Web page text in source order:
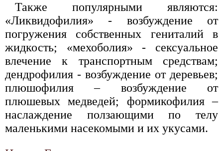
Также популярными являются:
«Ликвидофилия» - возбуждение от
погружения собственных гениталий в
жидкость; «мехоболия» - сексуальное
влечение к транспортным средствам;
дендрофилия - возбуждение от деревьев;
плюшофилия – возбуждение от
плюшевых медведей; формикофилия –
наслаждение ползающими по телу
маленькими насекомыми и их укусами.